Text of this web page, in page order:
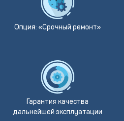
Опция: «Срочный ремонт»
Гарантия качества
дальнейшей эксплуатации